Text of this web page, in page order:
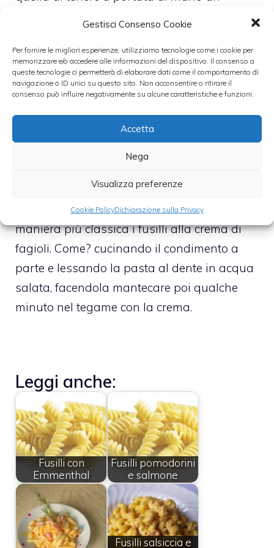
Gestisci Consenso Cookie
Per fornire le migliori esperienze, utilizziamo tecnologie come i cookie per
memorizzare e/o accedere alle informazioni del dispositivo. Il consenso a
queste tecnologie ci permetterà di elaborare dati come il comportamento di
navigazione o ID unici su questo sito. Non acconsentire o ritirare il
consenso può influire negativamente su alcune caratteristiche e funzioni.
Accetta
Nega
Visualizza preferenze
Cookie PolicyDichiarazione sulla Privacy
anche con una costa di sedano e mezza
carota). Se durante la cottura della pasta
l’acqua dovesse evaporare eccessivamente,
unire un mestolo ogni tanto. Tenere presente
che il tempo di cottura della pasta sarà
maggiore rispetto quanto indicato sulla
Chi lo desidera, può preparare anche in
maniera più classica i fusilli alla crema di
fagioli. Come? cucinando il condimento a
parte e lessando la pasta al dente in acqua
salata, facendola mantecare poi qualche
minuto nel tegame con la crema.
Leggi anche:
Fusilli con
Emmenthal
Fusilli pomodorini
e salmone
Fusilli salsiccia e